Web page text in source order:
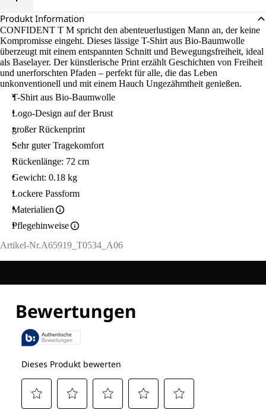
Produkt Information
CONFIDENT T M spricht den abenteuerlustigen Mann an, der keine
Kompromisse eingeht. Dieses lässige T-Shirt aus Bio-Baumwolle
überzeugt mit einem entspannten Schnitt und Bewegungsfreiheit, ideal
als Baselayer. Der künstlerische Print erzählt Geschichten von Freiheit
und unerforschten Pfaden – perfekt für alle, die das Leben
unkonventionell und mit einem Hauch Ungezähmtheit genießen.
T-Shirt aus Bio-Baumwolle
Logo-Design auf der Brust
großer Rückenprint
Sehr guter Tragekomfort
Rückenlänge: 72 cm
Gewicht: 0.18 kg
Lockere Passform
Materialien
Pflegehinweise
Artikel-Nr.A65919_T0534_A06